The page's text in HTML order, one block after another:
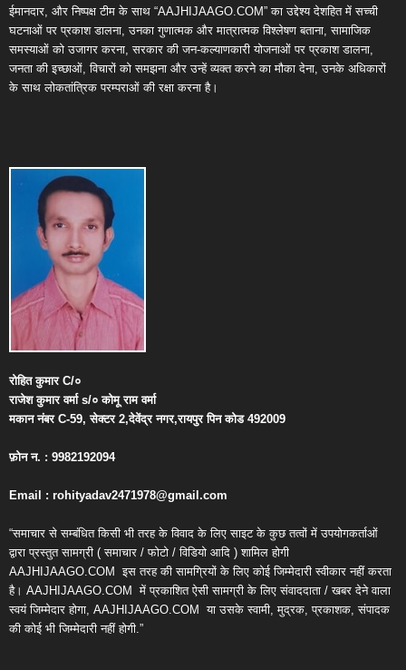
ईमानदार, और निष्पक्ष टीम के साथ “AAJHIJAAGO.COM” का उद्देश्य देशहित में सच्ची
घटनाओं पर प्रकाश डालना, उनका गुणात्मक और मात्रात्मक विश्लेषण बताना, सामाजिक
समस्याओं को उजागर करना, सरकार की जन-कल्याणकारी योजनाओं पर प्रकाश डालना,
जनता की इच्छाओं, विचारों को समझना और उन्हें व्यक्त करने का मौका देना, उनके अधिकारों
के साथ लोकतांत्रिक परम्पराओं की रक्षा करना है।
रोहित कुमारC/०
राजेश कुमार वर्माs/० कोमू राम वर्मा
मकान नंबरC-59,सेक्टर2,देवेंद्र नगर,रायपुर पिन कोड492009
फ़ोन न. : 9982192094
Email : rohityadav2471978@gmail.com
“समाचार से सम्बंधित किसी भी तरह के विवाद के लिए साइट के कुछ तत्वों में उपयोगकर्ताओं
द्वारा प्रस्तुत सामग्री ( समाचार / फोटो / विडियो आदि ) शामिल होगी
AAJHIJAAGO.COM इस तरह की सामग्रियों के लिए कोई जिम्मेदारी स्वीकार नहीं करता
है। AAJHIJAAGO.COM में प्रकाशित ऐसी सामग्री के लिए संवाददाता / खबर देने वाला
स्वयं जिम्मेदार होगा, AAJHIJAAGO.COM या उसके स्वामी, मुद्रक, प्रकाशक, संपादक
की कोई भी जिम्मेदारी नहीं होगी.”